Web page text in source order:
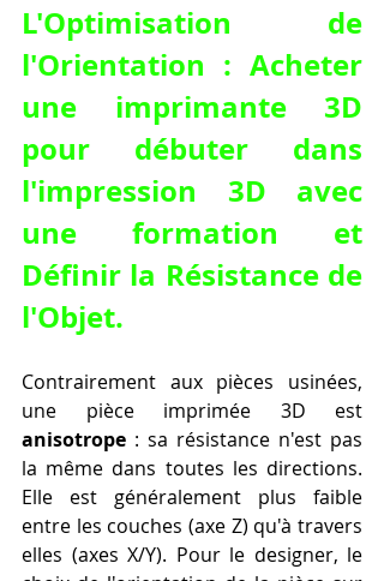
L'Optimisation de
l'Orientation : Acheter
une imprimante 3D
pour débuter dans
l'impression 3D avec
une formation et
Définir la Résistance de
l'Objet.
Contrairement aux pièces usinées,
anisotrope : sa résistance n'est pas
la même dans toutes les directions.
Elle est généralement plus faible
entre les couches (axe Z) qu'à travers
elles (axes X/Y). Pour le designer, le